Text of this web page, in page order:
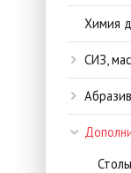
Химия
СИЗ,